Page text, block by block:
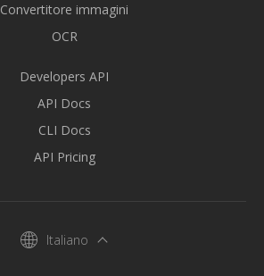
Convertitore immagini
OCR
Developers API
API Docs
CLI Docs
API Pricing
Italiano